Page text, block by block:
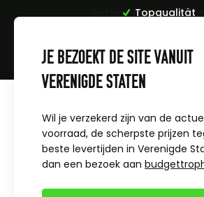
Topqualität
Je bezoekt de site vanuit
Verenigde Staten
Wil je verzekerd zijn van de
voorraad, de scherpste prijzen
beste levertijden in Verenigde
dan een bezoek aan